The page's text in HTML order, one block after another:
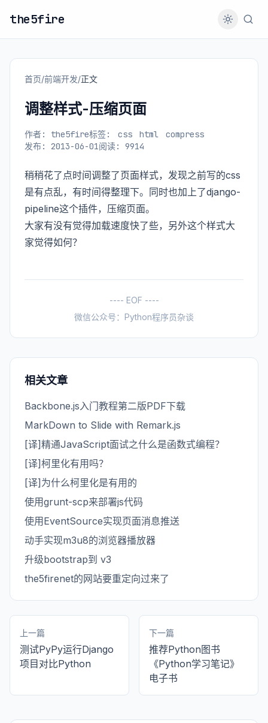
the5fire
首页/前端开发/正文
调整样式-压缩页面
作者: the5fire标签: css html
compress
发布: 2013-06-01阅读: 9914
稍稍花了点时间调整了页面样式，发现之前写的css
是有点乱，有时间得整理下。同时也加上了django-
pipeline这个插件，压缩页面。
大家有没有觉得加载速度快了些，另外这个样式大
家觉得如何？
---- EOF ----
微信公众号：Python程序员杂谈
相关文章
Backbone.js入门教程第二版PDF下载
MarkDown to Slide with Remark.js
[译]精通JavaScript面试之什么是函数式编程？
[译]柯里化有用吗？
[译]为什么柯里化是有用的
使用grunt-scp来部署js代码
使用EventSource实现页面消息推送
动手实现m3u8的浏览器播放器
升级bootstrap到 v3
the5firenet的网站要重定向过来了
上一篇
测试PyPy运行Django
项目对比Python
下一篇
推荐Python图书
《Python学习笔记》
电子书